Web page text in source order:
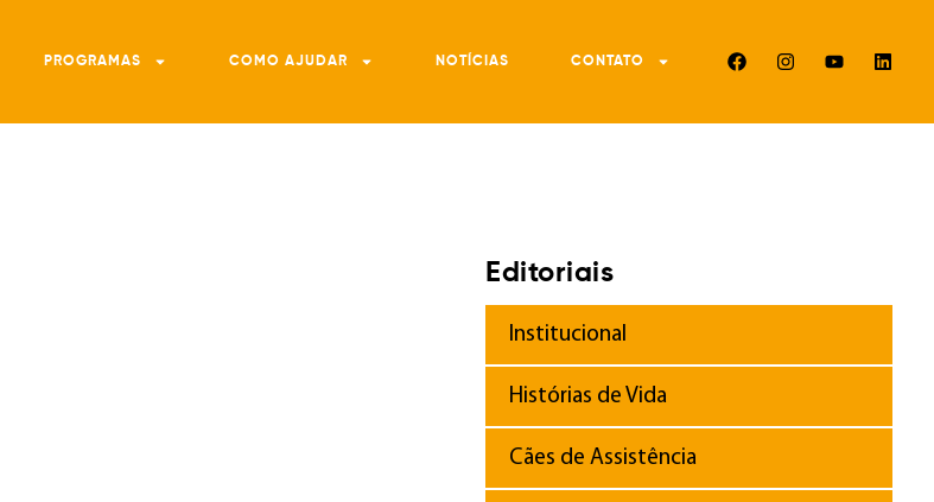
PROGRAMAS COMO AJUDAR NOTÍCIAS CONTATO
Editoriais
Institucional
Histórias de Vida
Cães de Assistência